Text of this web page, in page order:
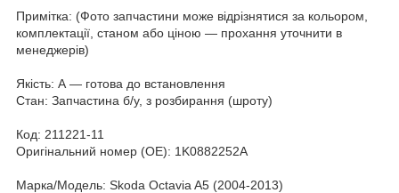
Примітка: (Фото запчастини може відрізнятися за кольором,
комплектації, станом або ціною — прохання уточнити в
менеджерів)
Якість: А — готова до встановлення
Стан: Запчастина б/у, з розбирання (шроту)
Код: 211221-11
Оригінальний номер (ОЕ): 1K0882252A
Марка/Модель: Skoda Octavia A5 (2004-2013)